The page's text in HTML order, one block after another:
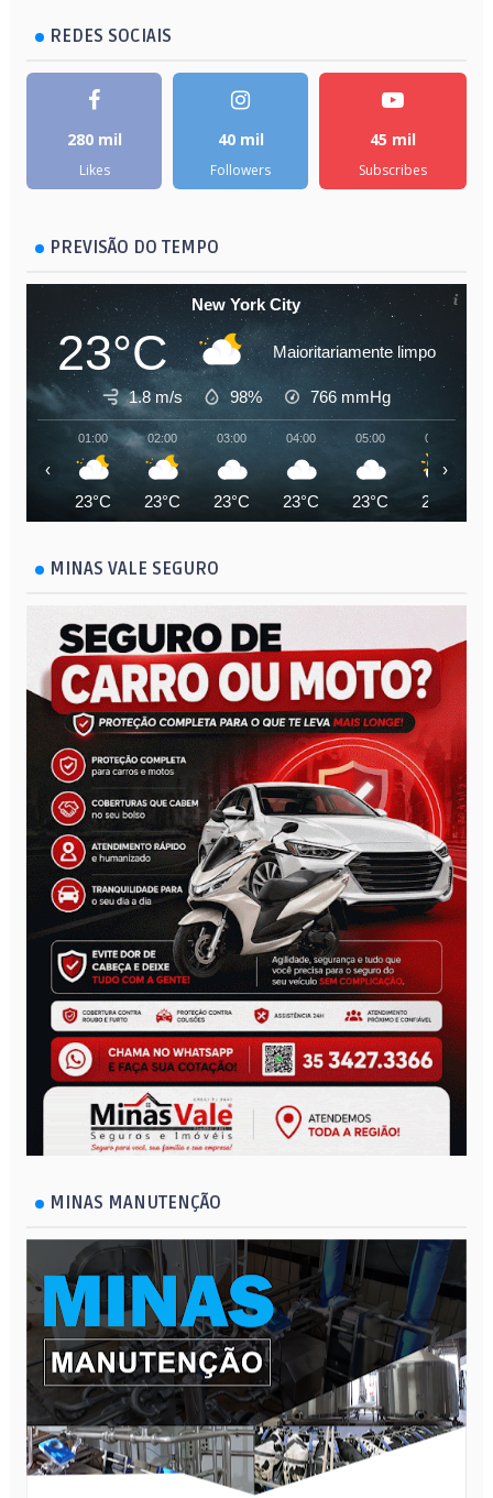
REDES SOCIAIS
280 mil
Likes
40 mil
Followers
45 mil
Subscribes
PREVISÃO DO TEMPO
New York City
23°C Maioritariamente limpo
1.8 m/s 98% 766 mmHg
01:00
23°C
02:00
23°C
03:00
23°C
04:00
23°C
05:00
23°C
06:00
23°C
‹ ›
MINAS VALE SEGURO
MINAS MANUTENÇÃO